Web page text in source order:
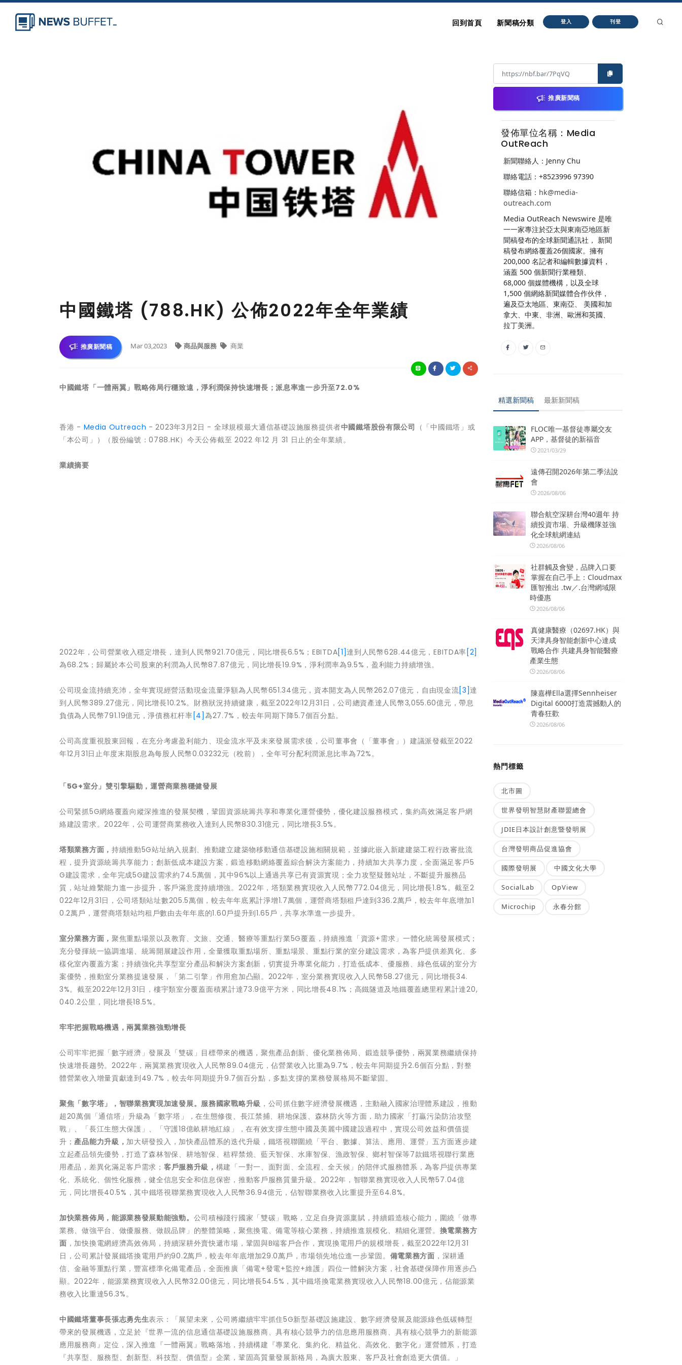
回到首頁 新聞稿分類 登入 刊登
中國鐵塔 (788.HK) 公佈2022年全年業績
推廣新聞稿 Mar 03,2023 商品與服務 商業
中國鐵塔「一體兩翼」戰略佈局行穩致遠，淨利潤保持快速增長；派息率進一步升至72.0%
香港 - Media Outreach - 2023年3月2日 - 全球規模最大通信基礎設施服務提供者中國鐵塔股份有限公司 （「中國鐵塔」或
「本公司」）（股份編號：0788.HK）今天公佈截至 2022 年12 月 31 日止的全年業績。
業績摘要
2022年，公司營業收入穩定增長，達到人民幣921.70億元，同比增長6.5%；EBITDA[1]達到人民幣628.44億元，EBITDA率 [2]
為68.2%；歸屬於本公司股東的利潤為人民幣87.87億元，同比增長19.9%，淨利潤率為9.5%，盈利能力持續增強。
公司現金流持續充沛，全年實現經營活動現金流量淨額為人民幣651.34億元，資本開支為人民幣262.07億元，自由現金流[3]達
到人民幣389.27億元，同比增長10.2%。財務狀況持續健康，截至2022年12月31日，公司總資產達人民幣3,055.60億元，帶息
負債為人民幣791.19億元，淨債務杠杆率 [4] 為27.7%，較去年同期下降5.7個百分點。
公司高度重視股東回報，在充分考慮盈利能力、現金流水平及未來發展需求後，公司董事會（「董事會」）建議派發截至2022
年12月31日止年度末期股息為每股人民幣0.03232元（稅前），全年可分配利潤派息比率為72%。
「5G+室分」雙引擎驅動，運營商業務穩健發展
公司緊抓5G網絡覆蓋向縱深推進的發展契機，鞏固資源統籌共享和專業化運營優勢，優化建設服務模式，集約高效滿足客戶網
絡建設需求。2022年，公司運營商業務收入達到人民幣830.31億元，同比增長3.5%。
塔類業務方面， 持續推動5G站址納入規劃、推動建立建築物移動通信基礎設施相關規範，並據此嵌入新建建築工程行政審批流
程，提升資源統籌共享能力；創新低成本建設方案，鍛造移動網絡覆蓋綜合解決方案能力，持續加大共享力度，全面滿足客戶5
G建設需求，全年完成5G建設需求約74.5萬個，其中96%以上通過共享已有資源實現；全力攻堅疑難站址，不斷提升服務品
質，站址維繫能力進一步提升，客戶滿意度持續增強。2022年，塔類業務實現收入人民幣772.04億元，同比增長1.8%。截至2
022年12月31日，公司塔類站址數205.5萬個，較去年年底累計淨增1.7萬個，運營商塔類租戶達到336.2萬戶，較去年年底增加1
0.2萬戶，運營商塔類站均租戶數由去年年底的1.60戶提升到1.65戶，共享水準進一步提升。
室分業務方面， 聚焦重點場景以及教育、文旅、交通、醫療等重點行業5G覆蓋，持續推進「資源+需求」一體化統籌發展模式；
充分發揮統一協調進場、統籌開展建設作用，全量獲取重點場所、重點場景、重點行業的室分建設需求，為客戶提供差異化、多
樣化室內覆蓋方案；持續強化共享型室分產品和解決方案創新，切實提升專業化能力，打造低成本、優服務、綠色低碳的室分方
案優勢，推動室分業務提速發展，「第二引擎」作用愈加凸顯。2022年，室分業務實現收入人民幣58.27億元，同比增長34.
3%。截至2022年12月31日，樓宇類室分覆蓋面積累計達73.9億平方米，同比增長48.1%；高鐵隧道及地鐵覆蓋總里程累計達20,
040.2公里，同比增長18.5%。
牢牢把握戰略機遇，兩翼業務強勁增長
公司牢牢把握「數字經濟」發展及「雙碳」目標帶來的機遇，聚焦產品創新、優化業務佈局、鍛造競爭優勢，兩翼業務繼續保持
快速增長趨勢。2022年，兩翼業務實現收入人民幣89.04億元，佔營業收入比重為9.7%，較去年同期提升2.6個百分點，對整
體營業收入增量貢獻達到49.7%，較去年同期提升9.7個百分點，多點支撐的業務發展格局不斷鞏固。
聚焦「數字塔」，智聯業務實現加速發展。服務國家戰略升級 ，公司抓住數字經濟發展機遇，主動融入國家治理體系建設，推動
超20萬個「通信塔」升級為「數字塔」，在生態修復、長江禁捕、耕地保護、森林防火等方面，助力國家「打贏污染防治攻堅
戰」、「長江生態大保護」、「守護18億畝耕地紅線」，在有效支撐生態中國及美麗中國建設過程中，實現公司效益和價值提
升； 產品能力升級， 加大研發投入，加快產品體系的迭代升級，鐵塔視聯圍繞「平台、數據、算法、應用、運營」五方面逐步建
立起產品領先優勢，打造了森林智保、耕地智保、秸稈禁燒、藍天智保、水庫智保、漁政智保、鄉村智保等7款鐵塔視聯行業應
用產品，差異化滿足客戶需求； 客戶服務升級， 構建「一對一、面對面、全流程、全天候」的陪伴式服務體系，為客戶提供專業
化、系統化、個性化服務，健全信息安全和信息保密，推動客戶服務質量升級。2022年，智聯業務實現收入人民幣57.04億
元，同比增長40.5%，其中鐵塔視聯業務實現收入人民幣36.94億元，佔智聯業務收入比重提升至64.8%。
加快業務佈局，能源業務發展動能強勁。 公司積極踐行國家「雙碳」戰略，立足自身資源稟賦，持續鍛造核心能力，圍繞「做專
業務、做強平台、做優服務、做靚品牌」的整體策略，聚焦換電、備電等核心業務，持續推進規模化、精細化運營。 換電業務方
面 ，加快換電網經濟高效佈局，持續深耕外賣快遞市場，鞏固與B端客戶合作，實現換電用戶的規模增長，截至2022年12月31
日，公司累計發展鐵塔換電用戶約90.2萬戶，較去年年底增加29.0萬戶，市場領先地位進一步鞏固。 備電業務方面 ，深耕通
信、金融等重點行業，豐富標準化備電產品，全面推廣「備電+發電+監控+維護」四位一體解決方案，社會基礎保障作用逐步凸
顯。2022年，能源業務實現收入人民幣32.00億元，同比增長54.5%，其中鐵塔換電業務實現收入人民幣18.00億元，佔能源業
務收入比重達56.3%。
中國鐵塔董事長張志勇先生表示：「展望未來，公司將繼續牢牢抓住5G新型基礎設施建設、數字經濟發展及能源綠色低碳轉型
帶來的發展機遇，立足於『世界一流的信息通信基礎設施服務商、具有核心競爭力的信息應用服務商、具有核心競爭力的新能源
應用服務商』定位，深入推進『一體兩翼』戰略落地，持續構建『專業化、集約化、精益化、高效化、數字化』運營體系，打造
『共享型、服務型、創新型、科技型、價值型』企業，鞏固高質量發展新格局，為廣大股東、客戶及社會創造更大價值。」
推廣新聞稿
發佈單位名稱：Media
OutReach
新聞聯絡人：Jenny Chu
聯絡電話：+8523996 97390
聯絡信箱： hk@media-
outreach.com
Media OutReach Newswire 是唯
一一家專注於亞太與東南亞地區新
聞稿發布的全球新聞通訊社， 新聞
稿發布網絡覆蓋26個國家。擁有
200,000 名記者和編輯數據資料，
涵蓋 500 個新聞行業種類、
68,000 個媒體機構，以及全球
1,500 個網絡新聞媒體合作伙伴，
遍及亞太地區、東南亞、 美國和加
拿大、中東、非洲、歐洲和英國、
拉丁美洲。
精選新聞稿 最新新聞稿
FLOC唯一基督徒專屬交友
APP，基督徒的新福音
2021/03/29
遠傳召開2026年第二季法說
會
2026/08/06
聯合航空深耕台灣40週年 持
續投資市場、升級機隊並強
化全球航網連結
2026/08/06
社群觸及會變，品牌入口要
掌握在自己手上：Cloudmax
匯智推出 .tw／.台灣網域限
時優惠
2026/08/06
真健康醫療（02697.HK）與
天津具身智能創新中心達成
戰略合作 共建具身智能醫療
產業生態
2026/08/06
陳嘉樺Ella選擇Sennheiser
Digital 6000打造震撼動人的
青春狂歡
2026/08/06
熱門標籤
北市圖
世界發明智慧財產聯盟總會
JDIE日本設計創意暨發明展
台灣發明商品促進協會
國際發明展 中國文化大學
SocialLab OpView
Microchip 永春分館